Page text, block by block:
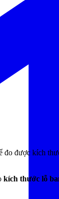
đo được kích
kích thước lỗ